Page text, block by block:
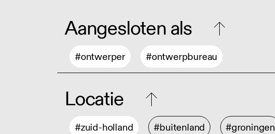
Aangesloten als
#ontwerper #ontwerpbureau
Locatie
#zuid-holland #buitenland #groningen